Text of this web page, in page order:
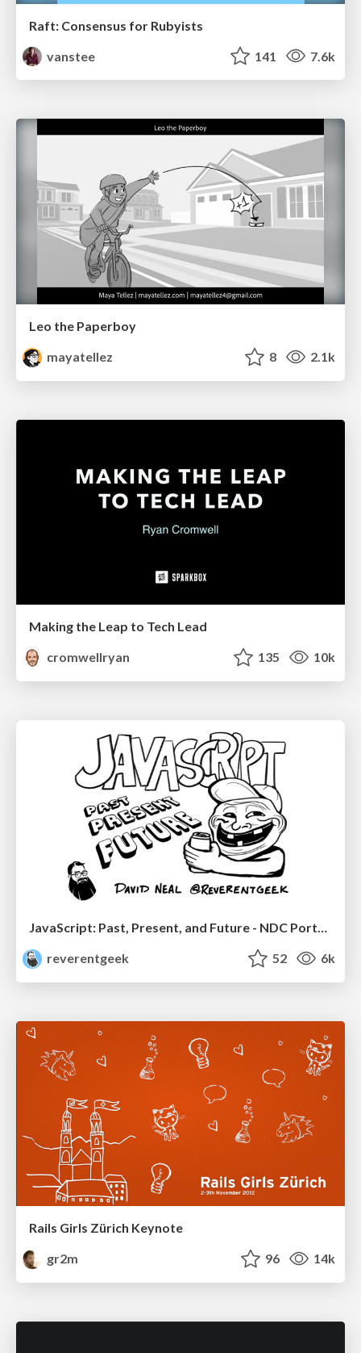
Raft: Consensus for Rubyists
vanstee
141 7.6k
Leo the Paperboy
mayatellez
8 2.1k
Making the Leap to Tech Lead
cromwellryan
135 10k
reverentgeek
52 6k
Rails Girls Zürich Keynote
gr2m
96 14k